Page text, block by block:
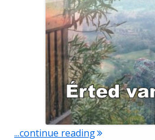
...continue reading"Érted vannak"